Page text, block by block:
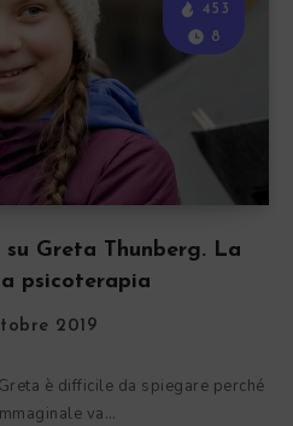
su Greta Thunberg. La
psicoterapia
453
8
2019
è difficile da spiegare perché
va…